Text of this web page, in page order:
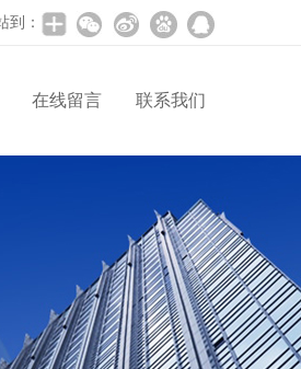
到：
在线留言 联系我们